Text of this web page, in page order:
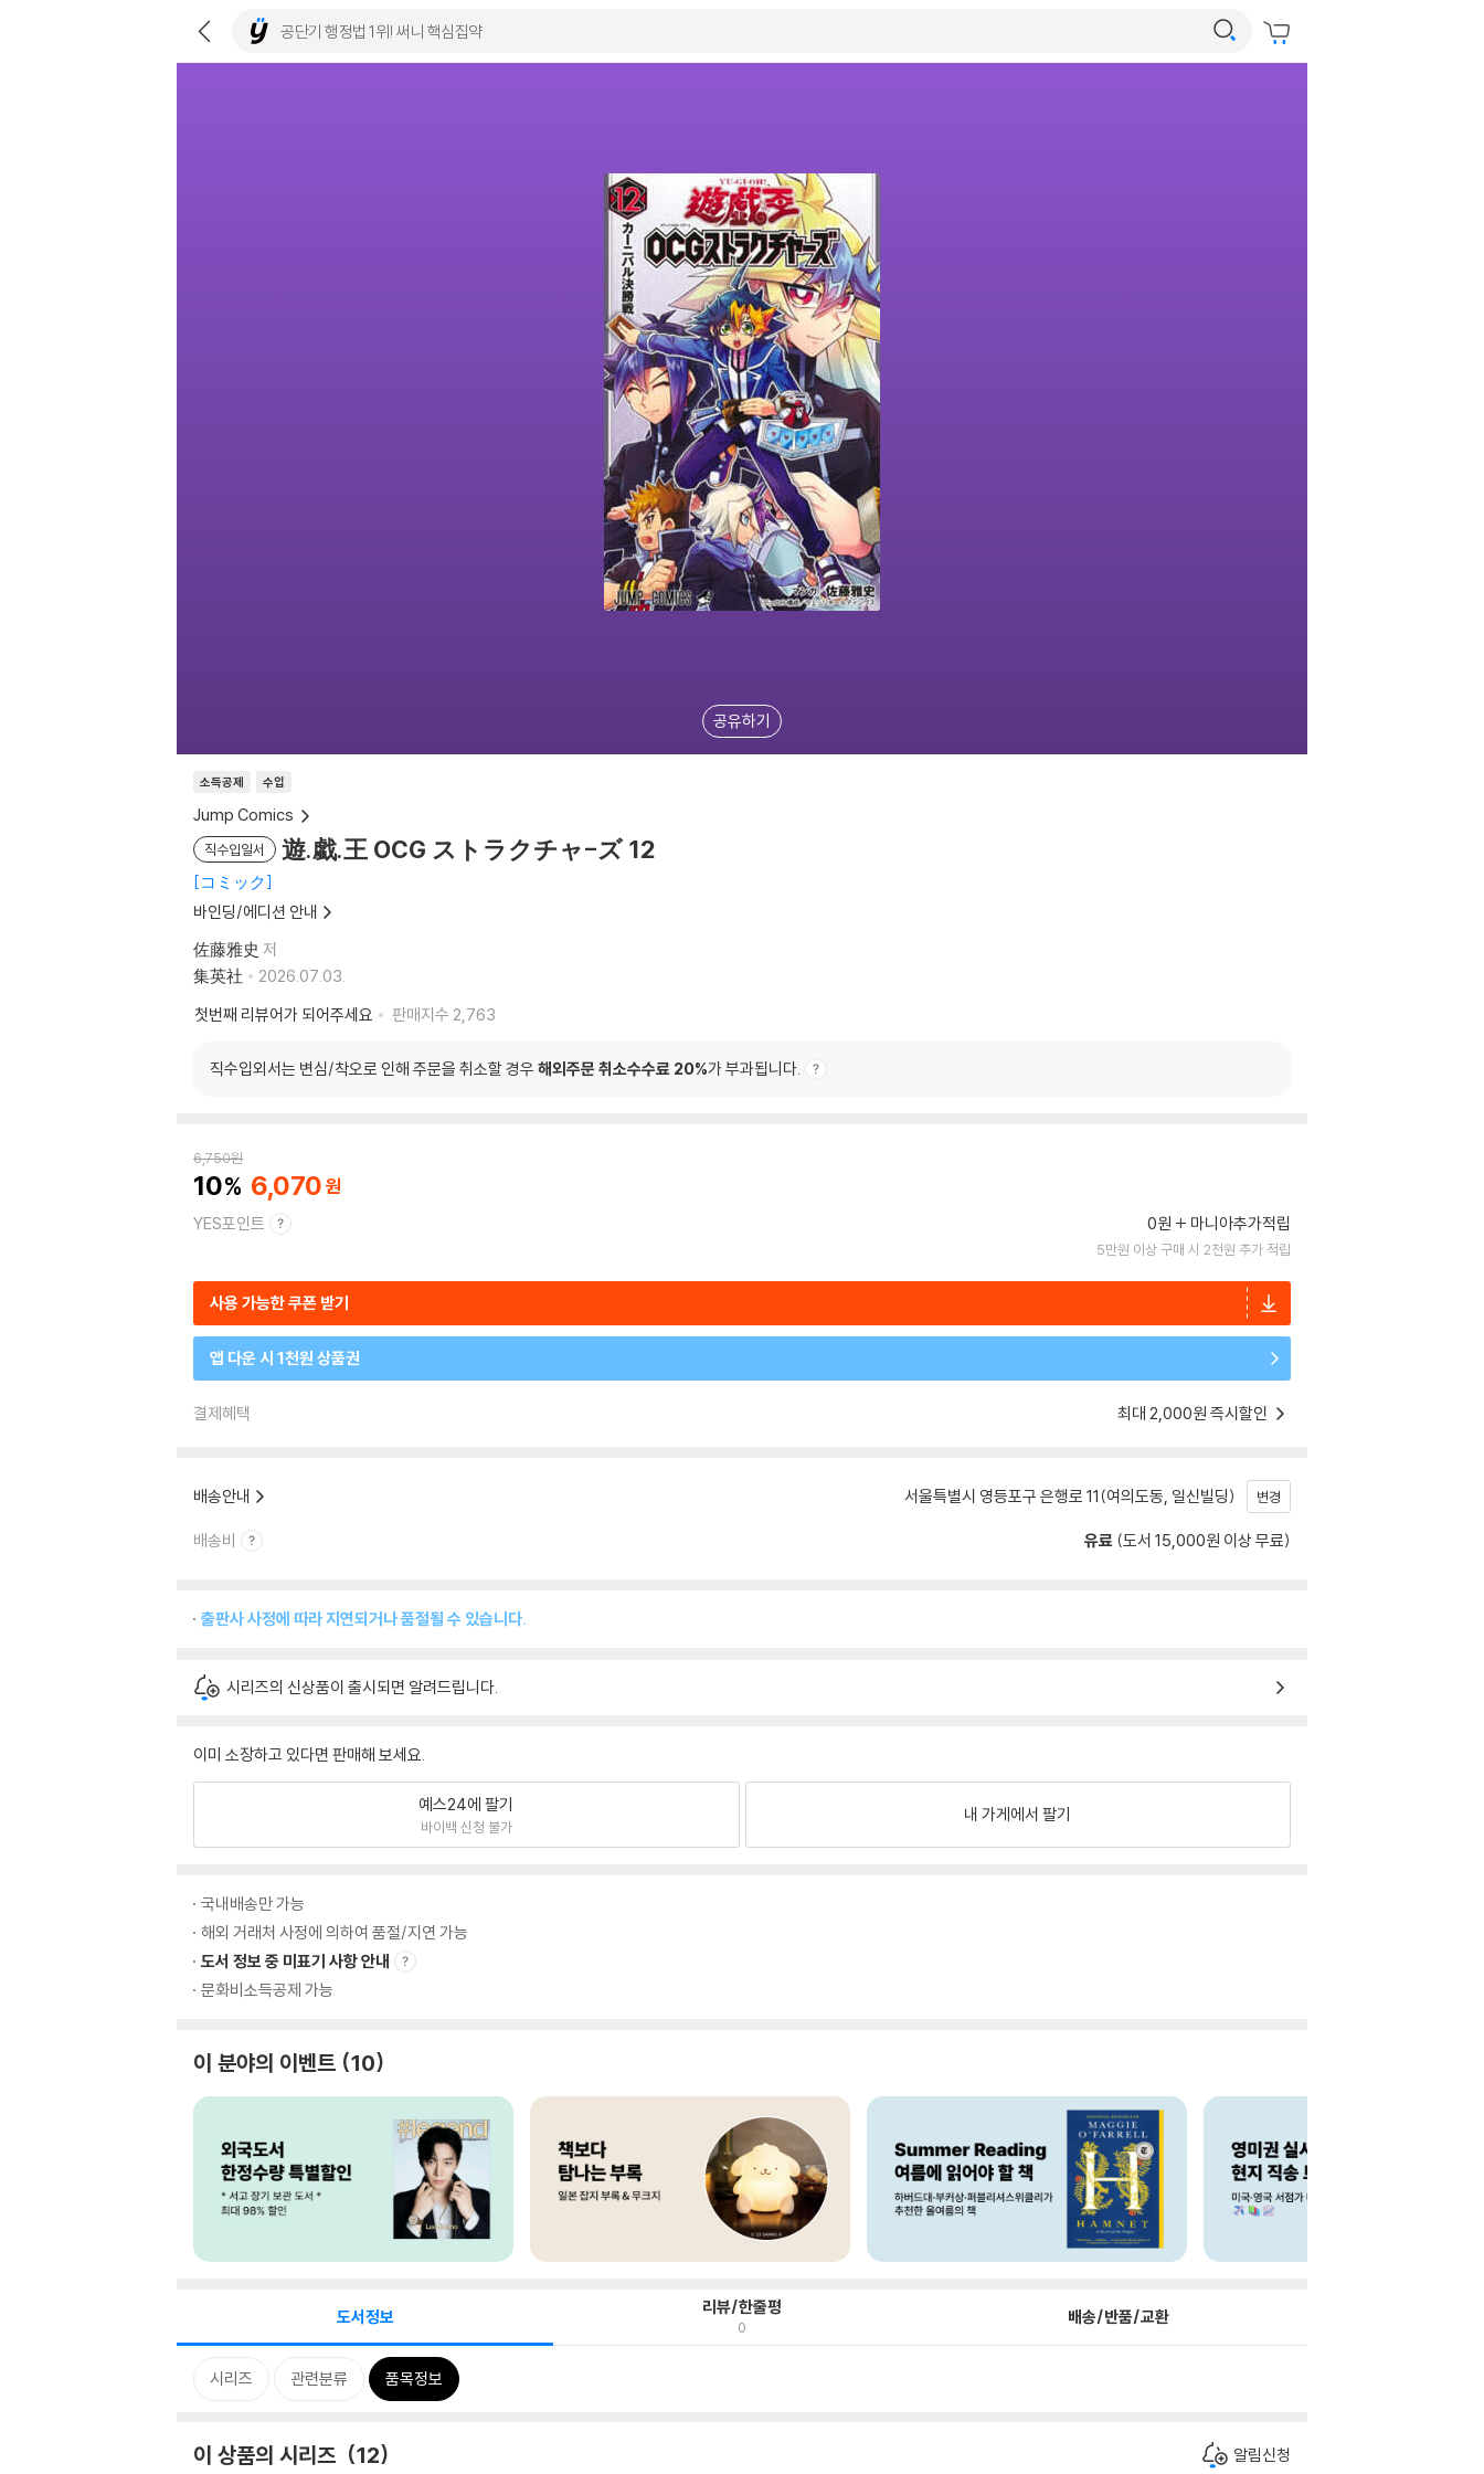
공유하기
소득공제 수입
Jump Comics
직수입일서 遊.戱.王 OCG ストラクチャ-ズ 12
コミック
바인딩/에디션 안내
佐藤雅史 저
集英社
2026.07.03.
첫번째 리뷰어가 되어주세요
판매지수 2,763
직수입외서는 변심/착오로 인해 주문을 취소할 경우 해외주문 취소수수료 20%가 부과됩니다.
6,750원
10 6,070
YES포인트 0원 마니아추가적립
5만원 이상 구매 시 2천원 추가 적립
사용 가능한 쿠폰 받기
앱 다운 시 1천원 상품권
결제혜택 최대 2,000원 즉시할인
배송안내 서울특별시 영등포구 은행로 11(여의도동, 일신빌딩) 변경
배송비 유료 (도서 15,000원 이상 무료)
출판사 사정에 따라 지연되거나 품절될 수 있습니다.
시리즈의 신상품이 출시되면 알려드립니다.
이미 소장하고 있다면 판매해 보세요.
예스24에 팔기
바이백 신청 불가
내 가게에서 팔기
국내배송만 가능
해외 거래처 사정에 의하여 품절/지연 가능
도서 정보 중 미표기 사항 안내
문화비소득공제 가능
이 분야의 이벤트 10
도서정보 리뷰/한줄평
0 배송/반품/교환
시리즈 관련분류 품목정보
이 상품의 시리즈 12 알림신청